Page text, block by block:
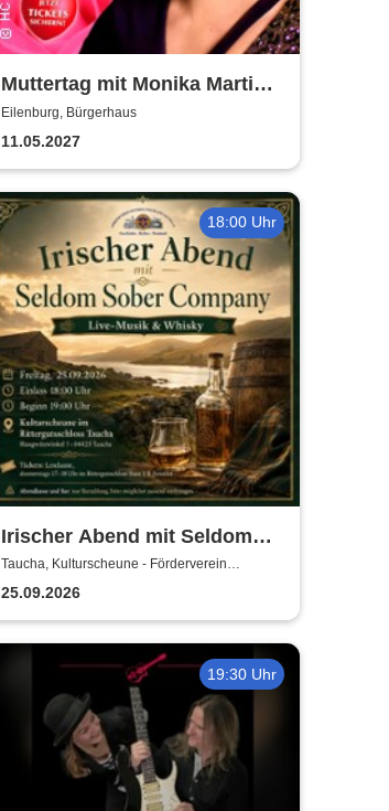
Muttertag mit Monika Martin
2027
Eilenburg, Bürgerhaus
11.05.2027
18:00 Uhr
Irischer Abend mit Seldom
Sober Company | Live-Musik
& Whisky in der
Kulturscheune Taucha
Taucha, Kulturscheune - Förderverein
Rittergutschloss Taucha e.V.
25.09.2026
19:30 Uhr